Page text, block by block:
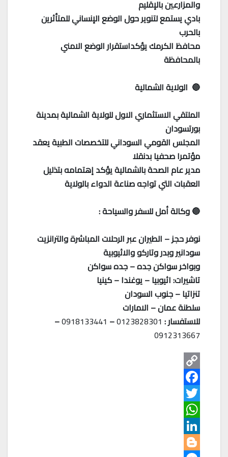
والمزارعين بالإقليم
بادي يستمع لتنوير حول الوضع الإنساني للمتأثرين
بالحرب
محافظ الكرمك يؤكداستقرار الوضع الامني
بالمحافظة
🔵 الولاية الشمالية
الملتقي الاستثماري الاول للولاية الشمالية بمدينة
بورتسودان
المجلس القومي السوداني للتخصصات الطبية يعقد
مؤتمرا صحفيا بدنقلا
مدير عام الصحة بالشمالية يؤكد إهتمامه بتذليل
العقبات التي تواجه صناعة الدواء بالولاية
🔵 وكالة أمل للسفر والسياحة :
نوفر حجز – الطيران عبر الرحلات المباشرة والترانزيت
سودانير وبدر وتاركو والاثيوبية
وبواخر سواكن جده – جده سواكن
تاشيرات: اثيوبيا – يوغندا – كينيا
تنزاتيا – جنوب السودان
سلطنة عمان – الامارات
للاستفسار : 0123828301
–
0918133441
–
0912313667
C
o
p
y
L
F
a
c
e
T
w
W
hL